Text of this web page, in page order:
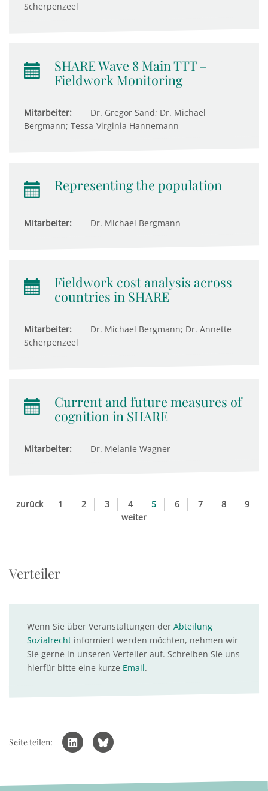
Scherpenzeel
SHARE Wave 8 Main TTT –
Fieldwork Monitoring
Mitarbeiter:
Dr. Gregor Sand; Dr. Michael
Bergmann; Tessa-Virginia Hannemann
Representing the population
Mitarbeiter: Dr. Michael Bergmann
Fieldwork cost analysis across
countries in SHARE
Mitarbeiter:
Dr. Michael Bergmann; Dr. Annette
Scherpenzeel
Current and future measures of
cognition in SHARE
Mitarbeiter: Dr. Melanie Wagner
zurück 1 2 3 4 5 6 7 8
9
weiter
Verteiler
Wenn Sie über Veranstaltungen der Abteilung
Sozialrecht informiert werden möchten, nehmen wir
Sie gerne in unseren Verteiler auf. Schreiben Sie uns
hierfür bitte eine kurze Email.
Seite teilen: